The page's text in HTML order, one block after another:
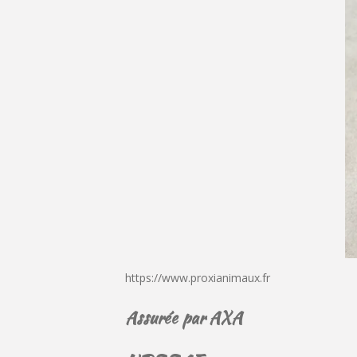
https://www.proxianimaux.fr
Assurée par AXA